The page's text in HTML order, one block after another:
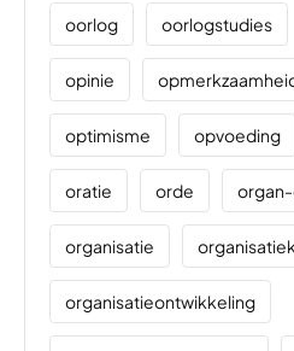
oorlog oorlogstudies
opinie
optimisme opvoeding
oratie orde
organisatie
organisatieontwikkeling